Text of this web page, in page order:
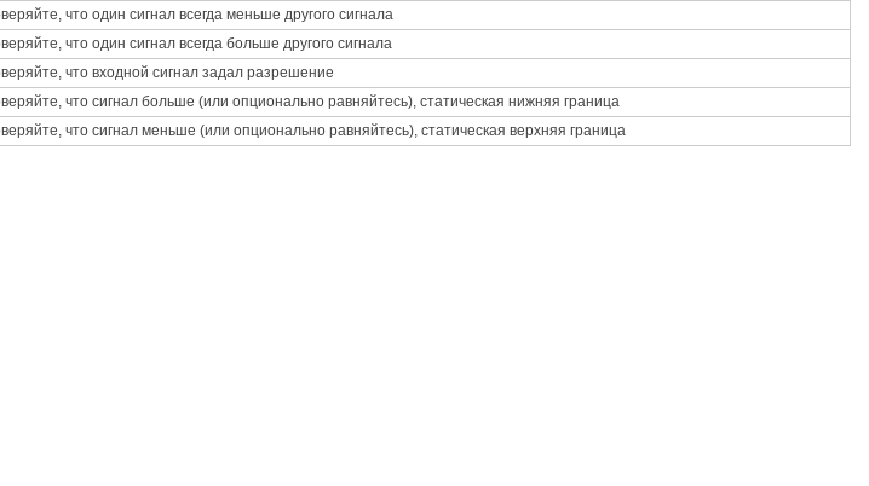
что один сигнал всегда меньше другого сигнала
что один сигнал всегда больше другого сигнала
что входной сигнал задал разрешение
что сигнал больше (или опционально равняйтесь), статическая нижняя граница
что сигнал меньше (или опционально равняйтесь), статическая верхняя граница